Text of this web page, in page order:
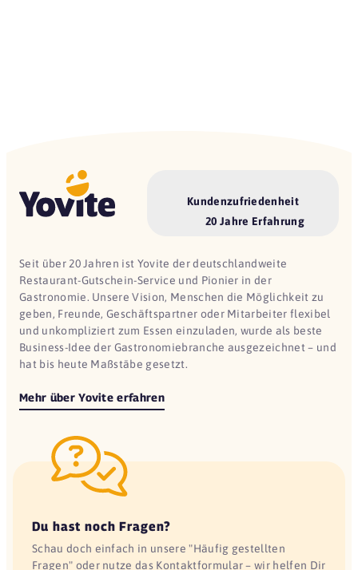
Kundenzufriedenheit
20 Jahre Erfahrung
Seit über 20 Jahren ist Yovite der deutschlandweite
Restaurant-Gutschein-Service und Pionier in der
Gastronomie. Unsere Vision, Menschen die Möglichkeit zu
geben, Freunde, Geschäftspartner oder Mitarbeiter flexibel
und unkompliziert zum Essen einzuladen, wurde als beste
Business-Idee der Gastronomiebranche ausgezeichnet – und
hat bis heute Maßstäbe gesetzt.
Mehr über Yovite erfahren
Du hast noch Fragen?
Schau doch einfach in unsere "Häufig gestellten
Fragen" oder nutze das Kontaktformular – wir helfen Dir